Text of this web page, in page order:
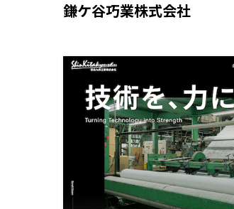
鎌ケ谷巧業株式会社